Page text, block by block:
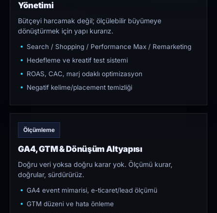
Yönetimi
Bütçeyi harcamak değil; ölçülebilir büyümeye
dönüştürmek için yapı kurarız.
Search / Shopping / Performance Max / Remarketing
Hedefleme ve kreatif test sistemi
ROAS, CAC, marj odaklı optimizasyon
Negatif kelime/placement temizliği
Ölçümleme
GA4, GTM & Dönüşüm Altyapısı
Doğru veri yoksa doğru karar yok. Ölçümü kurar,
doğrular, sürdürürüz.
GA4 event mimarisi, e-ticaret/lead ölçümü
GTM düzeni ve hata önleme